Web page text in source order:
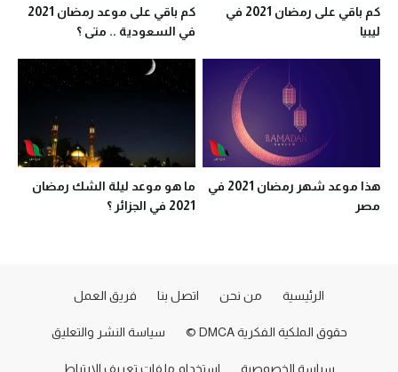
كم باقي على رمضان 2021 في
ليبيا
كم باقي على موعد رمضان 2021
في السعودية .. متى ؟
هذا موعد شهر رمضان 2021 في
مصر
ما هو موعد ليلة الشك رمضان
2021 في الجزائر ؟
الرئيسية من نحن اتصل بنا فريق العمل
حقوق الملكية الفكرية DMCA © سياسة النشر والتعليق
سياسة الخصوصية استخدام ملفات تعريف الارتباط